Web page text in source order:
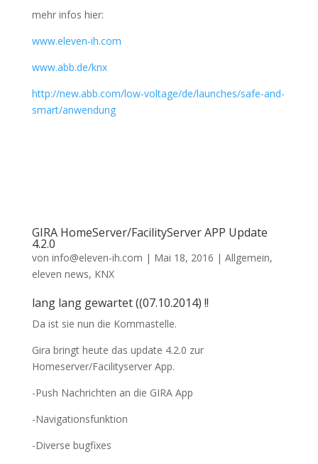
mehr infos hier:
www.eleven-ih.com
www.abb.de/knx
http://new.abb.com/low-voltage/de/launches/safe-and-
smart/anwendung
GIRA HomeServer/FacilityServer APP Update
4.2.0
von info@eleven-ih.com | Mai 18, 2016 | Allgemein,
eleven news, KNX
lang lang gewartet ((07.10.2014) !!
Da ist sie nun die Kommastelle.
Gira bringt heute das update 4.2.0 zur
Homeserver/Facilityserver App.
-Push Nachrichten an die GIRA App
-Navigationsfunktion
-Diverse bugfixes